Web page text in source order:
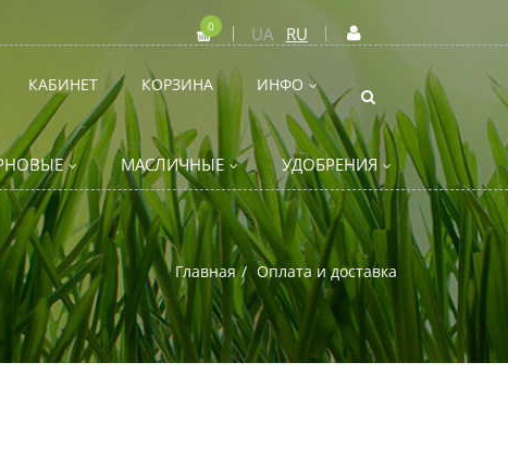
UA RU
0
КАБИНЕТ КОРЗИНА ИНФО
МАСЛИЧНЫЕ УДОБРЕНИЯ
Главная Оплата и доставка